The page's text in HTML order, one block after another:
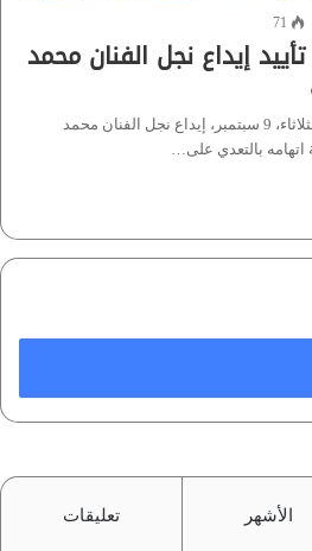
71
إيداع نجل الفنان محمد
أيدت المحكمة المختصة، اليوم الثلاثاء، 9 سبتمبر، إيداع نجل الفنان محمد
بالتعدي على…
الأشهر تعليقات